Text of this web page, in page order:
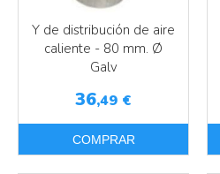
Y de distribución de aire
caliente - 80 mm. Ø
Galv
36,49 €
COMPRAR